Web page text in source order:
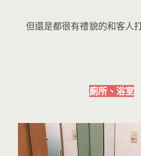
但還是都很有禮貌的和客人
廁所、浴室